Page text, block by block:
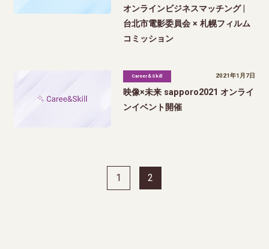
オンラインビジネスマッチング |
台北市電影委員会 × 札幌フィルム
コミッション
Career＆Skill 2021年1月7日
映像×未来 sapporo2021 オンライ
ンイベント開催
1 2